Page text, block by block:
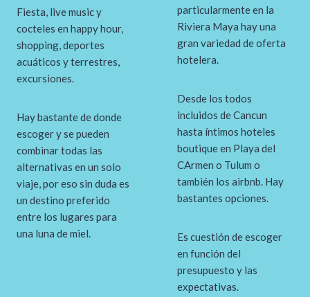
Fiesta, live music y
cocteles en happy hour,
shopping, deportes
acuáticos y terrestres,
excursiones.
Hay bastante de donde
escoger y se pueden
combinar todas las
alternativas en un solo
viaje, por eso sin duda es
un destino preferido
entre los lugares para
una luna de miel.
particularmente en la
Riviera Maya hay una
gran variedad de oferta
hotelera.
Desde los todos
incluidos de Cancun
hasta íntimos hoteles
boutique en Playa del
CArmen o Tulum o
también los airbnb. Hay
bastantes opciones.
Es cuestión de escoger
en función del
presupuesto y las
expectativas.